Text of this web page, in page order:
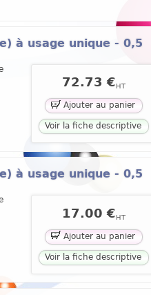
à usage unique - 0,5
72.73 € HT
Ajouter au panier
Voir la fiche descriptive
à usage unique - 0,5
17.00 €HT
Ajouter au panier
Voir la fiche descriptive